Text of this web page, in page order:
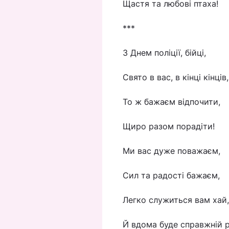
Щастя та любові птаха!
***
З Днем поліції, бійці,
Свято в вас, в кінці кінців,
То ж бажаєм відпочити,
Щиро разом порадіти!
Ми вас дуже поважаєм,
Сил та радості бажаєм,
Легко служиться вам хай,
Й вдома буде справжній